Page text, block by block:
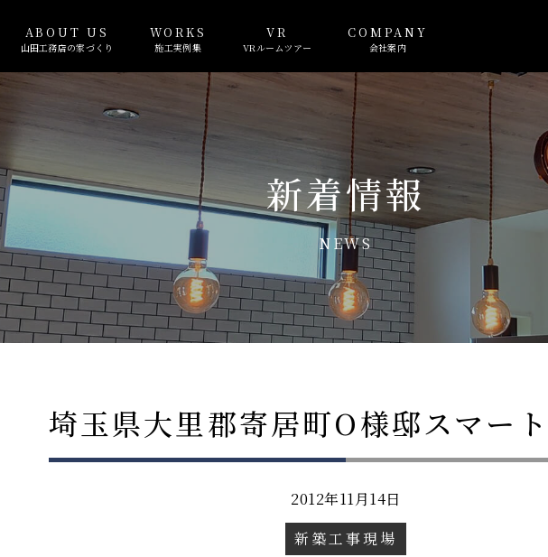
ABOUT US
山田工務店の家づくり
WORKS
施工実例集
VR
VRルームツアー
COMPANY
会社案内
新着情報
NEWS
埼玉県大里郡寄居町O様邸スマー
2012年11月14日
新築工事現場